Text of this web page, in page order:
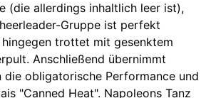
(die allerdings inhaltlich leer ist),
Gruppe ist perfekt
trottet mit gesenktem
Anschließend übernimmt
die obligatorische Performance und
"Canned Heat". Napoleons Tanz